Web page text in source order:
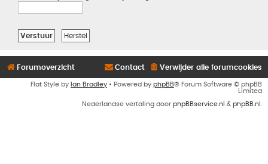
Forumoverzicht Verwijder alle forumcookies
Contact
Flat Style by Ian Bradley • Powered by phpBB® Forum Software © phpBB
Limited
Nederlandse vertaling door phpBBservice.nl & phpBB.nl .